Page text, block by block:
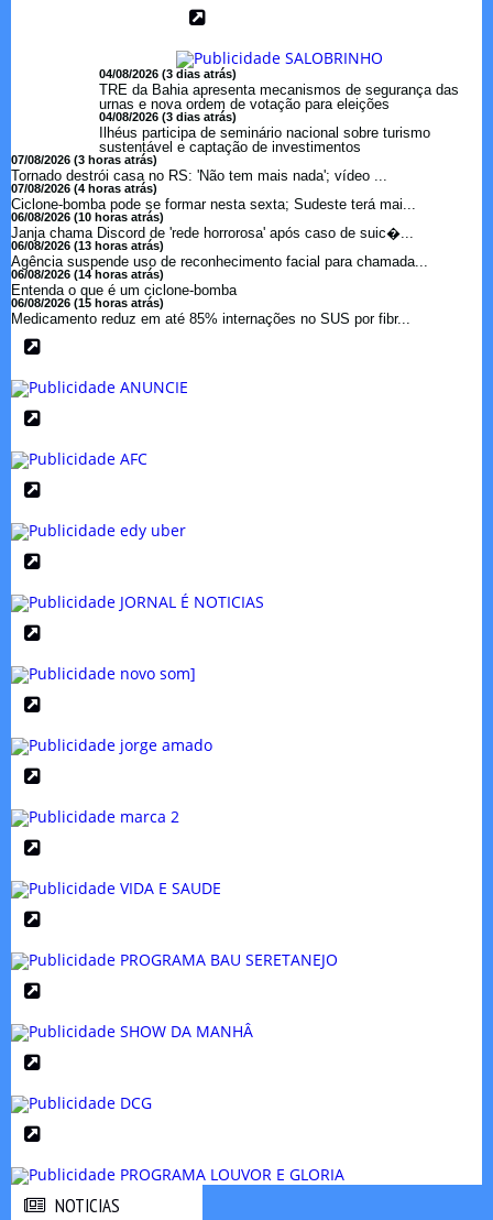
04/08/2026 (3 dias atrás)
TRE da Bahia apresenta mecanismos de segurança das
urnas e nova ordem de votação para eleições
04/08/2026 (3 dias atrás)
Ilhéus participa de seminário nacional sobre turismo
sustentável e captação de investimentos
07/08/2026 (3 horas atrás)
Tornado destrói casa no RS: 'Não tem mais nada'; vídeo ...
07/08/2026 (4 horas atrás)
Ciclone-bomba pode se formar nesta sexta; Sudeste terá mai...
06/08/2026 (10 horas atrás)
Janja chama Discord de 'rede horrorosa' após caso de suic�...
06/08/2026 (13 horas atrás)
Agência suspende uso de reconhecimento facial para chamada...
06/08/2026 (14 horas atrás)
Entenda o que é um ciclone-bomba
06/08/2026 (15 horas atrás)
Medicamento reduz em até 85% internações no SUS por fibr...
NOTICIAS